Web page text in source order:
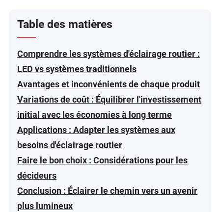
Table des matières
Comprendre les systèmes d'éclairage routier :
LED vs systèmes traditionnels
Avantages et inconvénients de chaque produit
Variations de coût : Équilibrer l'investissement
initial avec les économies à long terme
Applications : Adapter les systèmes aux
besoins d'éclairage routier
Faire le bon choix : Considérations pour les
décideurs
Conclusion : Éclairer le chemin vers un avenir
plus lumineux